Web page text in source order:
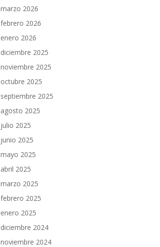
marzo 2026
febrero 2026
enero 2026
diciembre 2025
noviembre 2025
octubre 2025
septiembre 2025
agosto 2025
julio 2025
junio 2025
mayo 2025
abril 2025
marzo 2025
febrero 2025
enero 2025
diciembre 2024
noviembre 2024